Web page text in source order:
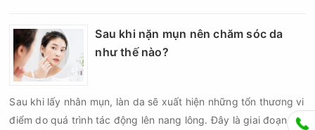
nên nghiêm trọng hơn, làm tăng nguy cơ nhiễm trùng, để lại
thâm hoặc sẹo khó phục hồi.
Sau khi nặn mụn nên chăm sóc da
như thế nào?
Sau khi lấy nhân mụn, làn da sẽ xuất hiện những tổn thương vi
điểm do quá trình tác động lên nang lông. Đây là giai đoạn da